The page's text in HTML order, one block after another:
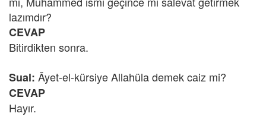
lazımdır?
CEVAP
Bitirdikten sonra.
Sual: Âyet-el-kürsiye Allahüla demek caiz mi?
CEVAP
Hayır.